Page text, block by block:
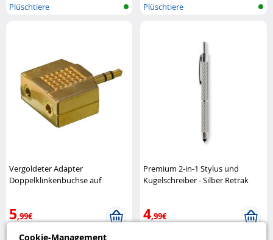
Cookie-Management
Plüschtiere
Plüschtiere
Vergoldeter Adapter
Doppelklinkenbuchse auf
5,99€
Premium 2-in-1 Stylus und
Kugelschreiber - Silber Retrak
4,99€